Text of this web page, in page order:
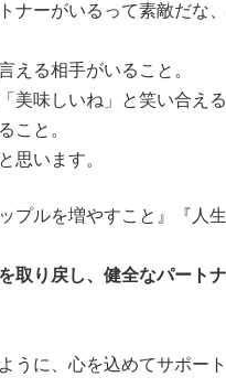
ーがいるって素敵だな、
える相手がいること。
美味しいね」と笑い合える
こと。
思います。
プルを増やすこと』『人
取り戻し、健全なパート
うに、心を込めてサポート